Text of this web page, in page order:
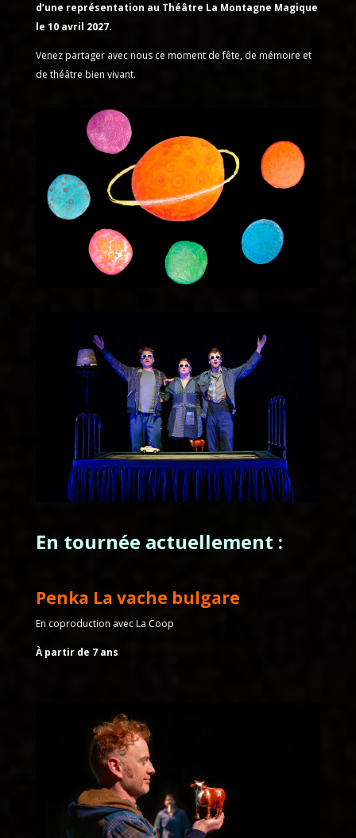
d’une représentation au Théâtre La Montagne Magique
le 10 avril 2027.
Venez partager avec nous ce moment de fête, de mémoire et
de théâtre bien vivant.
En tournée actuellement :
Penka La vache bulgare
En coproduction avec La Coop
À partir de 7 ans